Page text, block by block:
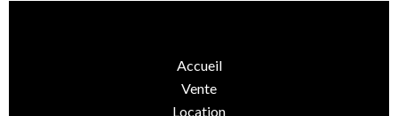
Accueil
Vente
Location